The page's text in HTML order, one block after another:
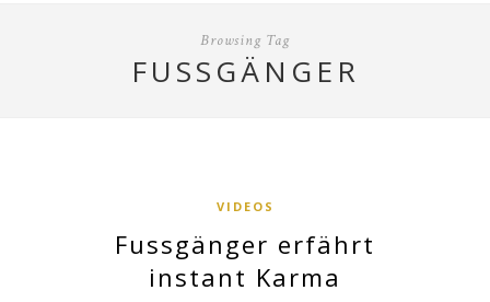
Browsing Tag
FUSSGÄNGER
VIDEOS
Fussgänger erfährt
instant Karma